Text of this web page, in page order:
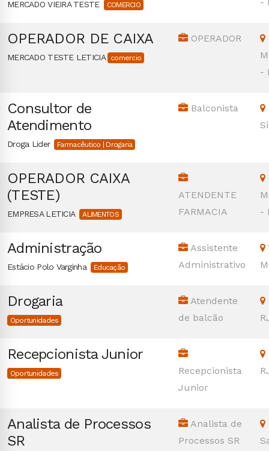
MERCADO VIEIRA TESTE COMERCIO
OPERADOR DE CAIXA
MERCADO TESTE LETICIA comercio
OPERADOR
-
Consultor de
Atendimento
Droga Lider Farmacêutico | Drogaria
Balconista
OPERADOR CAIXA
(TESTE)
EMPRESA LETICIA ALIMENTOS
ATENDENTE
FARMACIA
-
Administração
Estácio Polo Varginha Educação
Assistente
Administrativo
Drogaria
Oportunidades
Atendente
de balcão
Recepcionista Junior
Oportunidades
Recepcionista
Junior
Analista de Processos
SR
Analista de
Processos SR